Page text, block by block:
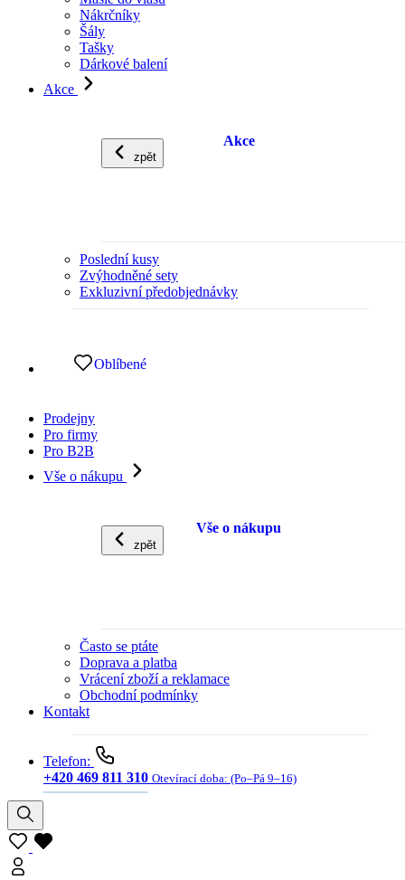
Nákrčníky
Šály
Tašky
Dárkové balení
Akce
zpět
Akce
Poslední kusy
Zvýhodněné sety
Exkluzivní předobjednávky
Oblíbené
Prodejny
Pro firmy
Pro B2B
Vše o nákupu
zpět
Vše o nákupu
Často se ptáte
Doprava a platba
Vrácení zboží a reklamace
Obchodní podmínky
Kontakt
Telefon:
+420 469 811 310 Otevírací doba: (Po–Pá 9–16)